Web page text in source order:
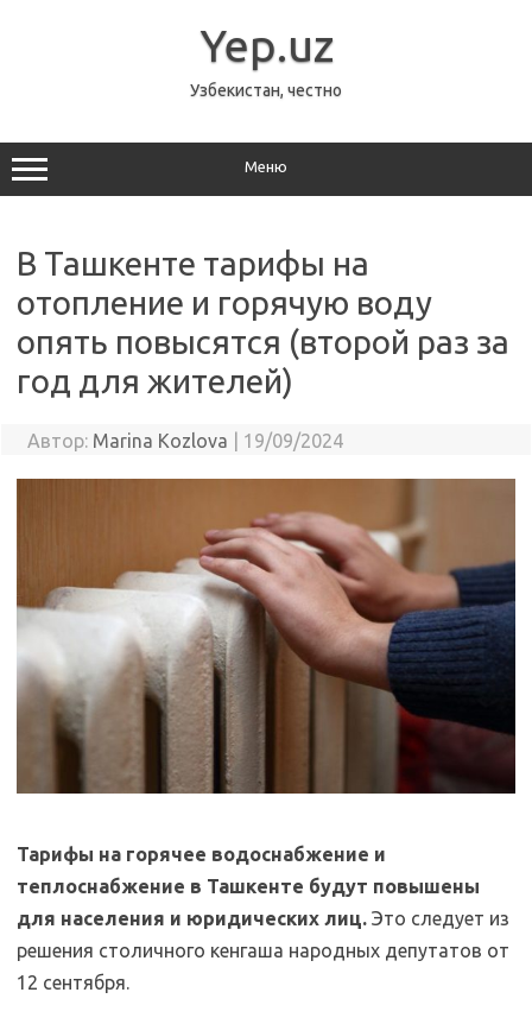
Yep.uz
Узбекистан, честно
Меню
В Ташкенте тарифы на
отопление и горячую воду
опять повысятся (второй раз за
год для жителей)
Автор: Marina Kozlova 19/09/2024
Тарифы на горячее водоснабжение и
теплоснабжение в Ташкенте будут повышены
для населения и юридических лиц. Это следует из
решения столичного кенгаша народных депутатов от
12 сентября.